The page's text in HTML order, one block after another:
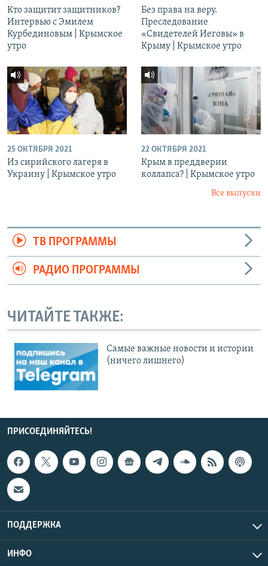
Кто защитит защитников?
Интервью с Эмилем
Курбединовым | Крымское
утро
Без права на веру.
Преследование
«Свидетелей Иеговы» в
Крыму | Крымское утро
25 ОКТЯБРЯ 2021
Из сирийского лагеря в
Украину | Крымское утро
22 ОКТЯБРЯ 2021
Крым в преддверии
коллапса? | Крымское утро
Все выпуски
ТВ ПРОГРАММЫ
РАДИО ПРОГРАММЫ
ЧИТАЙТЕ ТАКЖЕ:
Cамые важные новости и истории
(ничего лишнего)
ПРИСОЕДИНЯЙТЕСЬ!
ПОДДЕРЖКА
ИНФО